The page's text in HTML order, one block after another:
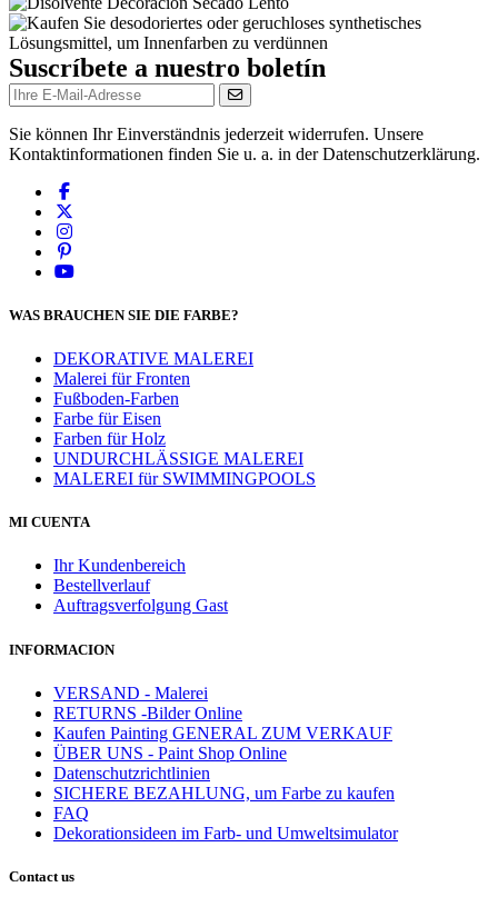
Suscríbete a nuestro boletín
Sie können Ihr Einverständnis jederzeit widerrufen. Unsere
Kontaktinformationen finden Sie u. a. in der Datenschutzerklärung.
WAS BRAUCHEN SIE DIE FARBE?
DEKORATIVE MALEREI
Malerei für Fronten
Fußboden-Farben
Farbe für Eisen
Farben für Holz
UNDURCHLÄSSIGE MALEREI
MALEREI für SWIMMINGPOOLS
MI CUENTA
Ihr Kundenbereich
Bestellverlauf
Auftragsverfolgung Gast
INFORMACION
VERSAND - Malerei
RETURNS -Bilder Online
Kaufen Painting GENERAL ZUM VERKAUF
ÜBER UNS - Paint Shop Online
Datenschutzrichtlinien
SICHERE BEZAHLUNG, um Farbe zu kaufen
FAQ
Dekorationsideen im Farb- und Umweltsimulator
Contact us